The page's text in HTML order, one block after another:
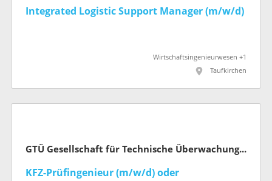
Integrated Logistic Support Manager (m/w/d)
Wirtschaftsingenieurwesen +1
Taufkirchen
GTÜ Gesellschaft für Technische Überwachung mbH
KFZ-Prüfingenieur (m/w/d) oder